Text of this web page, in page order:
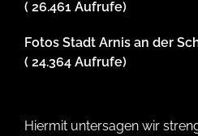
( 26.461 Aufrufe)
Fotos Stadt Arnis an der
( 24.364 Aufrufe)
Hiermit untersagen wir